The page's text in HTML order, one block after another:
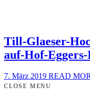
Till-Glaeser-
auf-Hof-
7. März 2019 READ
CLOSE MENU